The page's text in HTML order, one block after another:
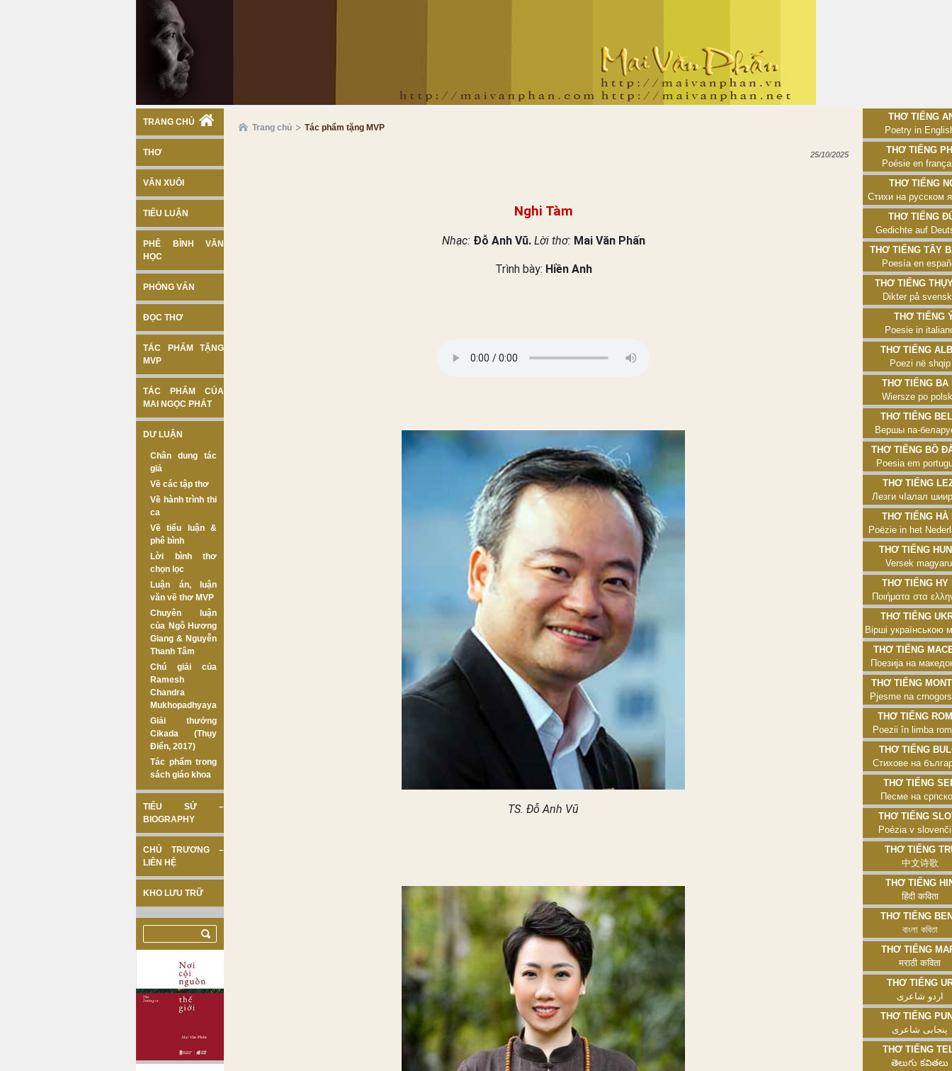
TRANG CHỦ
THƠ
VĂN XUÔI
TIỂU LUẬN
PHÊ BÌNH VĂN
HỌC
PHỎNG VẤN
ĐỌC THƠ
TÁC PHẨM TẶNG
MVP
TÁC PHẨM CỦA
MAI NGỌC PHÁT
DƯ LUẬN
Chân dung tác
giả
Về các tập thơ
Về hành trình thi
ca
Về tiểu luận &
phê bình
Lời bình thơ
chọn lọc
Luận án, luận
văn về thơ MVP
Chuyên luận
của Ngô Hương
Giang & Nguyễn
Thanh Tâm
Chú giải của
Ramesh
Chandra
Mukhopadhyaya
Giải thưởng
Cikada (Thụy
Điển, 2017)
Tác phẩm trong
sách giáo khoa
TIỂU SỬ –
BIOGRAPHY
CHỦ TRƯƠNG –
LIÊN HỆ
KHO LƯU TRỮ
Trang chủ Tác phẩm tặng MVP
25/10/2025
Nghi Tàm
Nhạc: Đỗ Anh Vũ. Lời thơ: Mai Văn Phấn
Trình bày: Hiền Anh
TS. Đỗ Anh Vũ
Thơ tiếng Anh
Poetry in
Thơ tiếng
Poésie en
Thơ tiếng Nga
Стихи на русском
Thơ tiếng Đức
Gedichte auf
Thơ tiếng Tây Ban
Poesía en
Thơ tiếng Thụy
Dikter på
Thơ tiếng Ý
Poesie in
Thơ tiếng
Poezi në shqip
Thơ tiếng Ba
Wiersze po
Thơ tiếng
Вершы па-
Thơ tiếng Bồ Đào
Poesia em
Thơ tiếng
Лезги чӀалал
Thơ tiếng Hà
Poëzie in het
Thơ tiếng
Versek
Thơ tiếng Hy
Ποιήματα στα
Thơ tiếng
Вірші українською
Thơ tiếng
Поезија на
Thơ tiếng
Pjesme na
Thơ tiếng
Poezii în limba
Thơ tiếng
Стихове на
Thơ tiếng
Песме на
Thơ tiếng
Poézia v
Thơ tiếng
中文诗歌
Thơ tiếng
हिंदी कविता
Thơ tiếng
বাংলা কবিতা
Thơ tiếng
मराठी कविता
Thơ tiếng
اردو شاعری
Thơ tiếng
پنجابی شاعری
Thơ tiếng
తెలుగు కవితలు